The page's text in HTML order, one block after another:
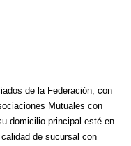
de la Federación, con
Mutuales con
domicilio principal esté en
de sucursal con